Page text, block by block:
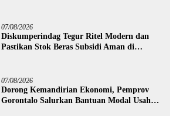
07/08/2026
Diskumperindag Tegur Ritel Modern dan
Pastikan Stok Beras Subsidi Aman di
07/08/2026
Dorong Kemandirian Ekonomi, Pemprov
Gorontalo Salurkan Bantuan Modal Usaha